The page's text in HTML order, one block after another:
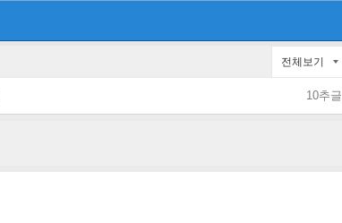
전체보기
10추글